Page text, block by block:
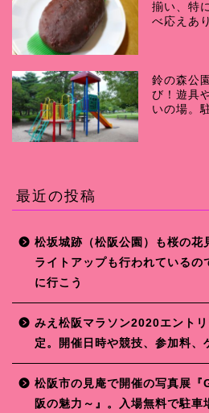
揃い、特
べ応えあ
鈴の森公
び！遊具
いの場。
最近の投稿
松坂城跡（松阪公園）も桜の花
ライトアップも行われているの
に行こう
みえ松阪マラソン2020エント
定。開催日時や競技、参加料、
松阪市の見庵で開催の写真展
阪の魅力～』。入場無料で駐車